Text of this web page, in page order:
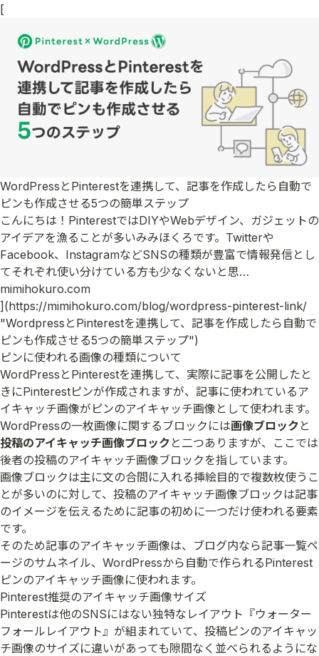
[
WordPressとPinterestを連携して、記事を作成したら自動で
ピンも作成させる5つの簡単ステップ
こんにちは！PinterestではDIYやWebデザイン、ガジェットの
アイデアを漁ることが多いみみほくろです。Twitterや
Facebook、InstagramなどSNSの種類が豊富で情報発信とし
てそれぞれ使い分けている方も少なくないと思…
mimihokuro.com
](https://mimihokuro.com/blog/wordpress-pinterest-link/
"WordpressとPinterestを連携して、記事を作成したら自動で
ピンも作成させる5つの簡単ステップ")
ピンに使われる画像の種類について
WordPressとPinterestを連携して、実際に記事を公開したと
きにPinterestピンが作成されますが、記事に使われているア
イキャッチ画像がピンのアイキャッチ画像として使われます。
WordPressの一枚画像に関するブロックには画像ブロック と
投稿のアイキャッチ画像ブロック と二つありますが、ここでは
後者の投稿のアイキャッチ画像ブロックを指しています。
画像ブロックは主に文の合間に入れる挿絵目的で複数枚使うこ
とが多いのに対して、投稿のアイキャッチ画像ブロックは記事
のイメージを伝えるために記事の初めに一つだけ使われる要素
です。
そのため記事のアイキャッチ画像は、ブログ内なら記事一覧ペ
ージのサムネイル、WordPressから自動で作られるPinterest
ピンのアイキャッチ画像に使われます。
Pinterest推奨のアイキャッチ画像サイズ
Pinterestは他のSNSにはない独特なレイアウト『ウォーター
フォールレイアウト』が組まれていて、投稿ピンのアイキャッ
チ画像のサイズに違いがあっても隙間なく並べられるようにな